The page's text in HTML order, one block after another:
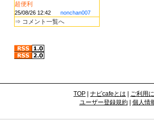
超便利
25/08/26 12:42 nonchan007
⇒ コメント一覧へ
TOP ナビcafeとは
ご利用
ユーザー登録規約| 個人情